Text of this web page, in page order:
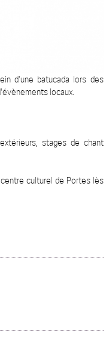
d'une batucada lors des
locaux.
stages de chant
culturel de Portes lès